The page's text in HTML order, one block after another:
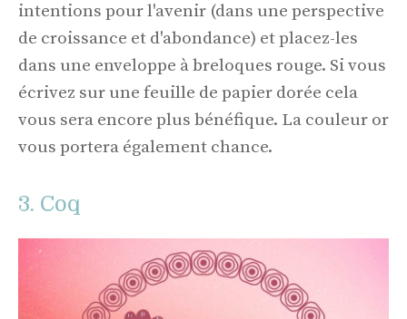
intentions pour l'avenir (dans une perspective
de croissance et d'abondance) et placez-les
dans une enveloppe à breloques rouge. Si vous
écrivez sur une feuille de papier dorée cela
vous sera encore plus bénéfique. La couleur or
vous portera également chance.
3. Coq